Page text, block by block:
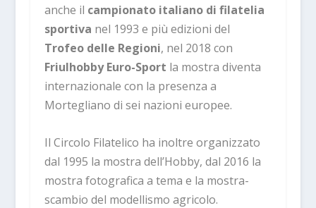
anche il campionato italiano di filatelia
sportiva nel 1993 e più edizioni del
Trofeo delle Regioni, nel 2018 con
Friulhobby Euro-Sport la mostra diventa
internazionale con la presenza a
Mortegliano di sei nazioni europee.
Il Circolo Filatelico ha inoltre organizzato
dal 1995 la mostra dell’Hobby, dal 2016 la
mostra fotografica a tema e la mostra-
scambio del modellismo agricolo.